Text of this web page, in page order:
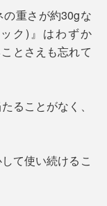
重さが約30gな
ク)』はわずか
とさえも忘れて
ることがなく、
て使い続けるこ